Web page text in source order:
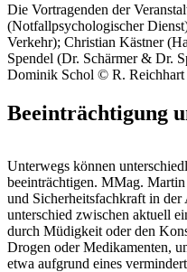
Die Vortragenden der
(Notfallpsychologischer
Verkehr); Christian Kästner
Spendel (Dr. Schärmer & Dr.
Dominik Schol © R. Reichhart
Beeinträchtigung
Unterwegs können
beeinträchtigen. MMag.
und Sicherheitsfachkraft in
unterschied zwischen aktuell
durch Müdigkeit oder den
Drogen oder Medikamenten,
etwa aufgrund eines